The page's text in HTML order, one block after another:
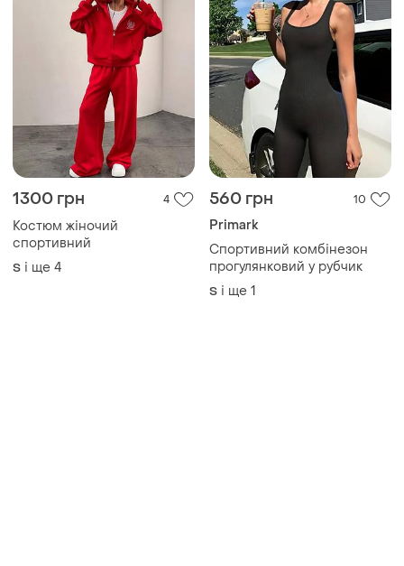
1300 грн 4
Костюм жіночий
спортивний
S і ще 4
560 грн 10
Primark
Спортивний комбінезон
прогулянковий у рубчик
S і ще 1